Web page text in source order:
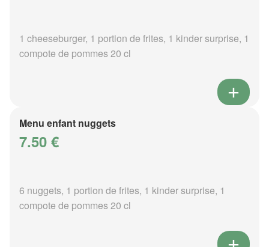
1 cheeseburger, 1 portion de frites, 1 kinder surprise, 1
compote de pommes 20 cl
Menu enfant nuggets
7.50 €
6 nuggets, 1 portion de frites, 1 kinder surprise, 1
compote de pommes 20 cl